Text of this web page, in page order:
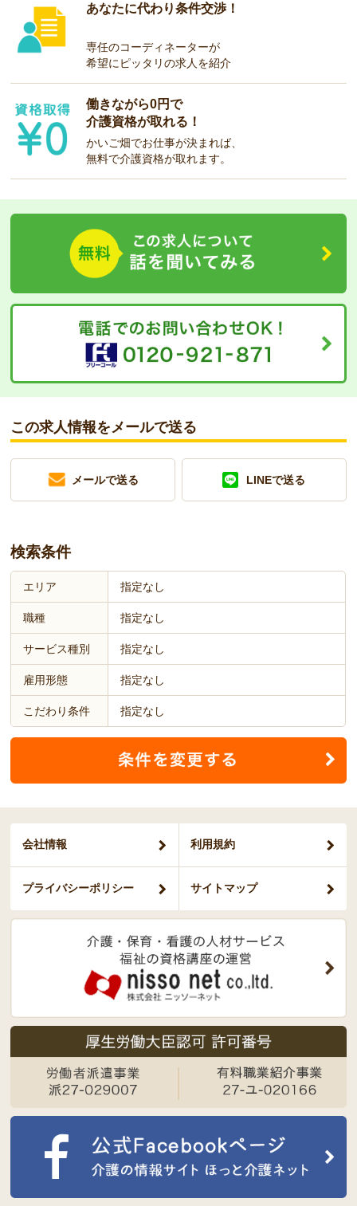
あなたに代わり条件交渉！
専任のコーディネーターが
希望にピッタリの求人を紹介
働きながら0円で
介護資格が取れる！
かいご畑でお仕事が決まれば、
無料で介護資格が取れます。
この求人情報をメールで送る
メールで送る LINEで送る
検索条件
エリア 指定なし
職種 指定なし
サービス種別 指定なし
雇用形態 指定なし
こだわり条件 指定なし
会社情報 利用規約
プライバシーポリシー サイトマップ